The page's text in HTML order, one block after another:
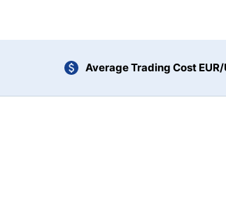
Average Trading Cost EUR/